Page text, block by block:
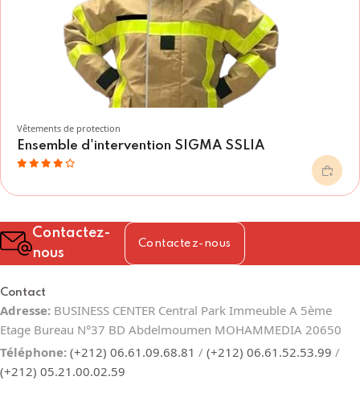
Vêtements de protection
Ensemble d'intervention SIGMA SSLIA
Contactez-
nous
Contactez-nous
Contact
Adresse: BUSINESS CENTER Central Park Immeuble A 5ème
Etage Bureau N°37 BD Abdelmoumen MOHAMMEDIA 20650
Téléphone: (+212) 06.61.09.68.81 / (+212) 06.61.52.53.99 /
(+212) 05.21.00.02.59